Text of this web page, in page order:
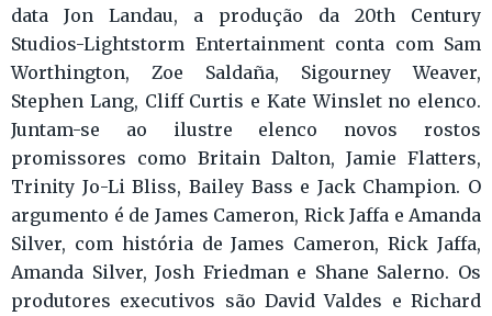
data Jon Landau, a produção da 20th Century
Studios-Lightstorm Entertainment conta com Sam
Worthington, Zoe Saldaña, Sigourney Weaver,
Stephen Lang, Cliff Curtis e Kate Winslet no elenco.
Juntam-se ao ilustre elenco novos rostos
promissores como Britain Dalton, Jamie Flatters,
Trinity Jo-Li Bliss, Bailey Bass e Jack Champion. O
argumento é de James Cameron, Rick Jaffa e Amanda
Silver, com história de James Cameron, Rick Jaffa,
Amanda Silver, Josh Friedman e Shane Salerno. Os
produtores executivos são David Valdes e Richard